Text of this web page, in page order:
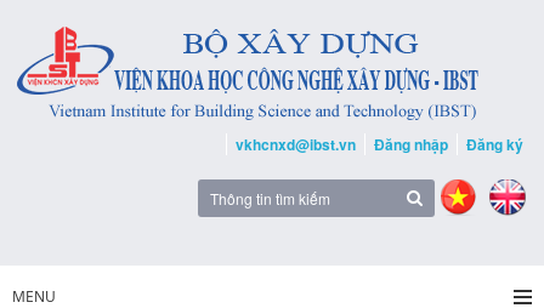
vkhcnxd@ibst.vn Đăng nhập Đăng ký
MENU